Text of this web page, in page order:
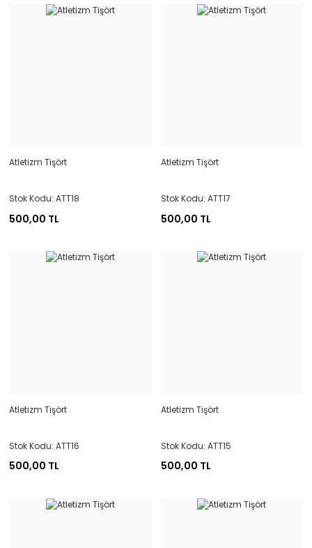
Atletizm Tişört
Stok Kodu: ATT18
500,00 TL
Atletizm Tişört
Stok Kodu: ATT17
500,00 TL
Atletizm Tişört
Stok Kodu: ATT16
500,00 TL
Atletizm Tişört
Stok Kodu: ATT15
500,00 TL